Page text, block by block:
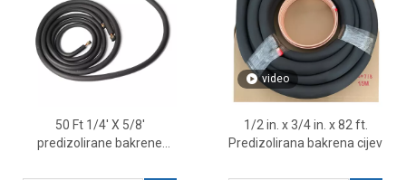
50 Ft 1/4' X 5/8'
predizolirane bakrene
video
1/2 in. x 3/4 in. x 82 ft.
Predizolirana bakrena cijev